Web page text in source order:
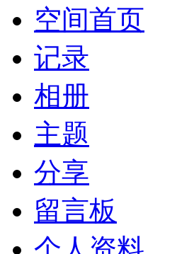
空间首页
记录
相册
主题
分享
留言板